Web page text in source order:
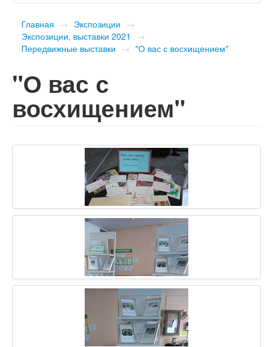
Главная → Экспозиции →
Экспозиции, выставки 2021
→
Передвижные выставки → "О вас с восхищением"
"О вас с
восхищением"